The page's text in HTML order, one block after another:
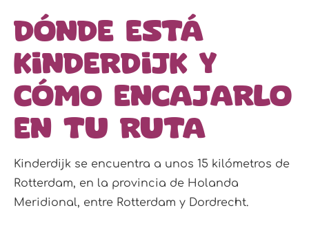
Dónde está
Kinderdijk y
cómo encajarlo
en tu ruta
Kinderdijk se encuentra a unos 15 kilómetros de
Rotterdam, en la provincia de Holanda
Meridional, entre Rotterdam y Dordrecht.